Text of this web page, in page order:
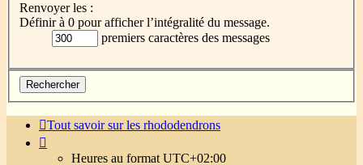
Renvoyer les :
Définir à 0 pour afficher l’intégralité du message.
premiers caractères des messages
Tout savoir sur les rhododendrons
Heures au format UTC+02:00